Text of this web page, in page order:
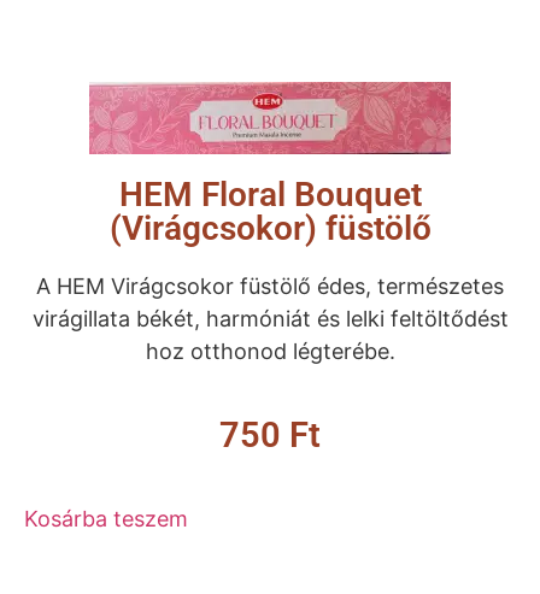
HEM Floral Bouquet
(Virágcsokor) füstölő
A HEM Virágcsokor füstölő édes, természetes
virágillata békét, harmóniát és lelki feltöltődést
hoz otthonod légterébe.
750 Ft
Kosárba teszem